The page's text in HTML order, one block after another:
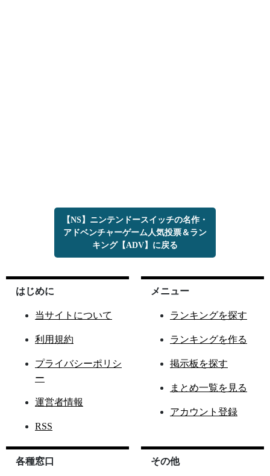
【NS】ニンテンドースイッチの名作・
アドベンチャーゲーム人気投票＆ラン
キング【ADV】に戻る
はじめに
当サイトについて
利用規約
プライバシーポリシ
ー
運営者情報
RSS
メニュー
ランキングを探す
ランキングを作る
掲示板を探す
まとめ一覧を見る
アカウント登録
各種窓口 その他